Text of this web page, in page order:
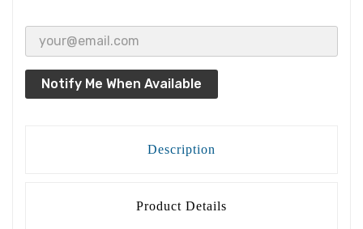
Notify Me When Available
Description
Product Details